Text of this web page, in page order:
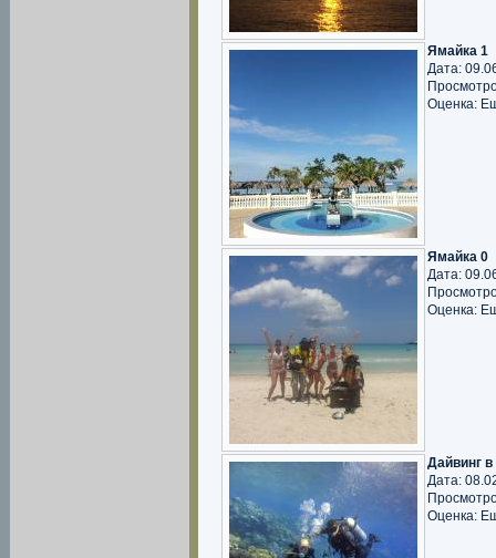
Ямайка 1
Дата:
Оценка:
Ямайка 0
Дата:
Оценка:
Дайвинг в
Дата:
Оценка: